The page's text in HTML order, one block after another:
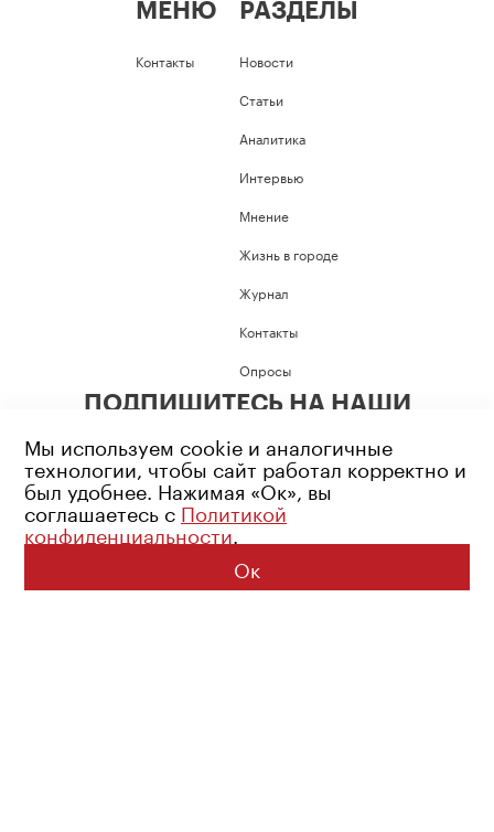
МЕНЮ
Контакты
РАЗДЕЛЫ
Новости
Статьи
Аналитика
Интервью
Мнение
Жизнь в городе
Журнал
Контакты
Опросы
ПОДПИШИТЕСЬ НА НАШИ
Возрастное ограничение: 16+
Политика конфиденциальности
© 2026 Все права защищены
Мы используем cookie и аналогичные
технологии, чтобы сайт работал корректно и
был удобнее. Нажимая «Ок», вы
соглашаетесь с Политикой
конфиденциальности.
Ок